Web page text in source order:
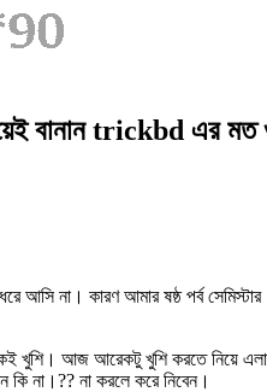
বানান trickbd এর
না। কারণ আমার ষষ্ঠ পর্ব
খুশি। আজ আরেকটু খুশি করতে নিয়ে
কি না।?? না করলে করে নিবেন।